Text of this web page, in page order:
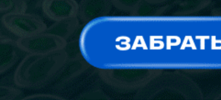
Instagram
Twitter
ЧИТАЙТЕ В СВЕЖЕМ НОМЕРЕ ГАЗЕТЫ ОТ 4
АВГУСТА 2026 ГОДА